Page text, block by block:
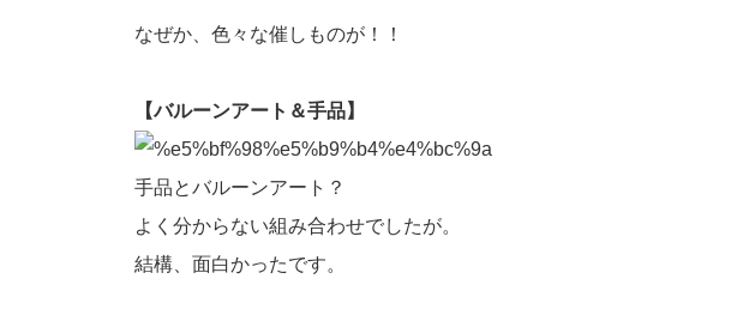
なぜか、色々な催しものが！！
【バルーンアート＆手品】
手品とバルーンアート？
よく分からない組み合わせでしたが。
結構、面白かったです。